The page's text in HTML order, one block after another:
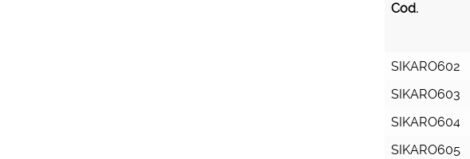
Cod.
Cod.
SIKARO602
SIKARO603
SIKARO604
SIKARO605